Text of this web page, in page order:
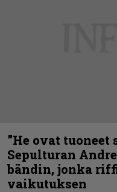
”He ovat
Sepulturan
bändin, jonka
vaikutuksen